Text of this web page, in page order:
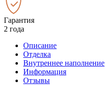
Гарантия
2 года
Описание
Отделка
Внутреннее наполнение
Информация
Отзывы